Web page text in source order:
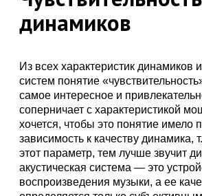
динамиков
Из всех характеристик динамиков
систем понятие
самое интересное и
соперничает с характеристикой
хочется, чтобы это понятие имело
зависимость к качеству динамика,
этот параметр, тем лучше звучит
акустическая система — это
воспроизведения музыки, а ее